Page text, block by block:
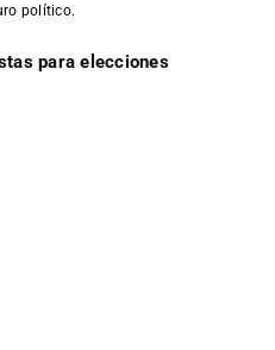
político.
para elecciones